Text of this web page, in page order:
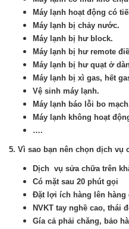
Máy lạnh hoạt động có
Máy lạnh bị chảy nước.
Máy lạnh bị hư block.
Máy lạnh bị hư remote
Máy lạnh bị hư quạt ở
Máy lạnh bị xì gas, hết
Vệ sinh máy lạnh.
Máy lạnh báo lỗi bo
Máy lạnh không hoạt
….
5. Vì sao bạn nên chọn dịch vụ
Dịch vụ sửa chữa trên
Có mặt sau 20 phút gọi
Đặt lợi ích hàng lên hàng
NVKT tay nghề cao, thái
Gía cả phải chăng, bảo